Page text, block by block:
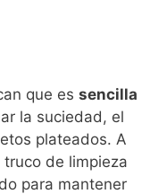
que es sencilla
la suciedad, el
plateados. A
de limpieza
para mantener